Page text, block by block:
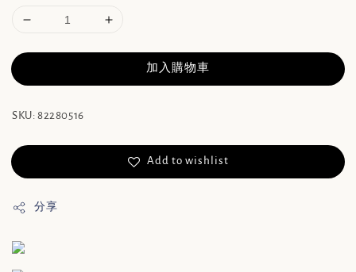
加入購物車
SKU: 82280516
Add to wishlist
分享